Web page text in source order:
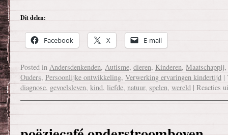
Dit delen:
Facebook X E-mail
Posted in Andersdenkenden, Autisme, dieren, Kinderen, Maatschappij,
Ouders, Persoonlijke ontwikkeling, Verwerking ervaringen kindertijd |
diagnose, gevoelsleven, kind, liefde, natuur, spelen, wereld | Reacties